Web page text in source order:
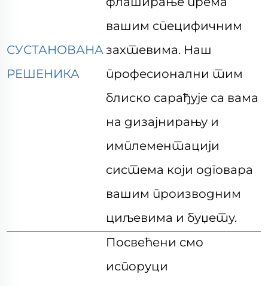
СУСТАНОВАНА
РЕШЕНИКА
вашим специфичним
захтевима. Наш
професионални тим
блиско сарађује са вама
на дизајнирању и
имплементацији
система који одговара
вашим производним
циљевима и буџету.
Посвећени смо
испоруци